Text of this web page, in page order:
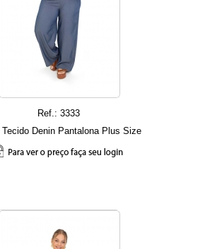
Ref.: 3333
Tecido Denin Pantalona Plus Size